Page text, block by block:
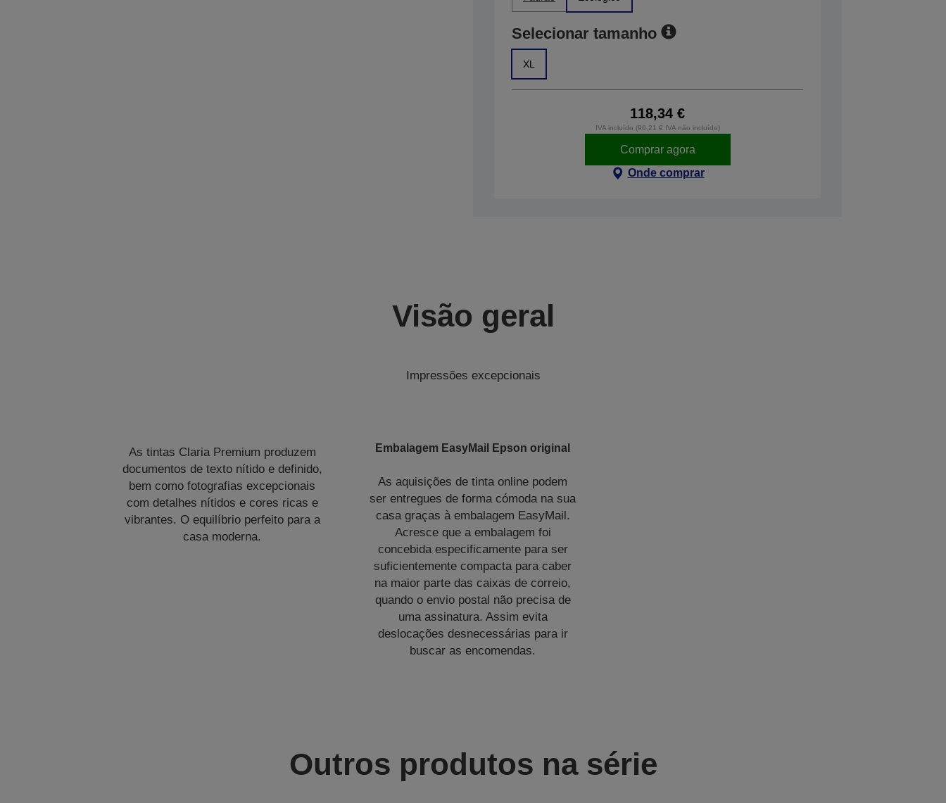
Selecionar tamanho
XL
118,34 €
IVA incluído (96,21 € IVA não incluído)
Comprar agora
Onde comprar
Visão geral
Impressões excepcionais
As tintas Claria Premium produzem
documentos de texto nítido e definido,
bem como fotografias excepcionais
com detalhes nítidos e cores ricas e
vibrantes. O equilíbrio perfeito para a
casa moderna.
Embalagem EasyMail Epson original
As aquisições de tinta online podem
ser entregues de forma cómoda na sua
casa graças à embalagem EasyMail.
Acresce que a embalagem foi
concebida especificamente para ser
suficientemente compacta para caber
na maior parte das caixas de correio,
quando o envio postal não precisa de
uma assinatura. Assim evita
deslocações desnecessárias para ir
buscar as encomendas.
Outros produtos na série